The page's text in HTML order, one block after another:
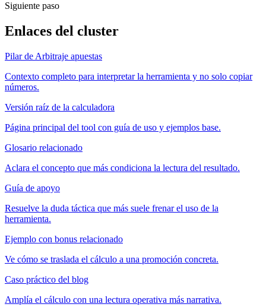
Siguiente paso
Enlaces del cluster
Pilar de Arbitraje apuestas
Contexto completo para interpretar la herramienta y no solo copiar
números.
Versión raíz de la calculadora
Página principal del tool con guía de uso y ejemplos base.
Glosario relacionado
Aclara el concepto que más condiciona la lectura del resultado.
Guía de apoyo
Resuelve la duda táctica que más suele frenar el uso de la
herramienta.
Ejemplo con bonus relacionado
Ve cómo se traslada el cálculo a una promoción concreta.
Caso práctico del blog
Amplía el cálculo con una lectura operativa más narrativa.